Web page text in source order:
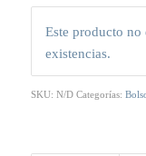
Este producto no
existencias.
SKU: N/D Categorías: